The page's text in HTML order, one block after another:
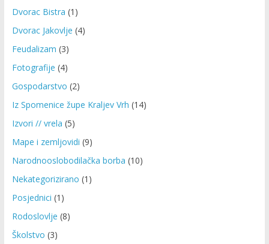
Dvorac Bistra (1)
Dvorac Jakovlje (4)
Feudalizam (3)
Fotografije (4)
Gospodarstvo (2)
Iz Spomenice župe Kraljev Vrh (14)
Izvori // vrela (5)
Mape i zemljovidi (9)
Narodnooslobodilačka borba (10)
Nekategorizirano (1)
Posjednici (1)
Rodoslovlje (8)
Školstvo (3)